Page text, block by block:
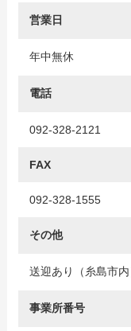
営業日
年中無休
電話
092-328-2121
FAX
092-328-1555
その他
送迎あり（糸島市内
事業所番号